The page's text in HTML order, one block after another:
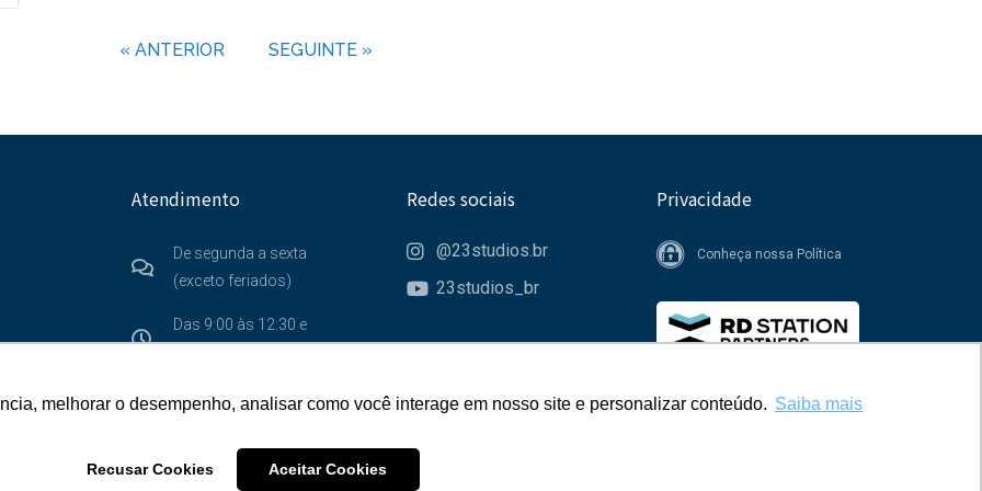
melhorar o desempenho, analisar como você interage em nosso site e personalizar conteúdo. Saiba mais
Recusar Cookies Aceitar Cookies
melhorar o desempenho, analisar como você interage em nosso site e personalizar conteúdo. Saiba mais
Recusar Cookies Aceitar Cookies
« ANTERIOR SEGUINTE »
Atendimento
De segunda a sexta
(exceto feriados)
Das 9:00 às 12:30 e
Redes sociais
@23studios.br
23studios_br
Privacidade
Conheça nossa Política